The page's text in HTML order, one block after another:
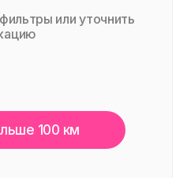
или уточнить
100 км